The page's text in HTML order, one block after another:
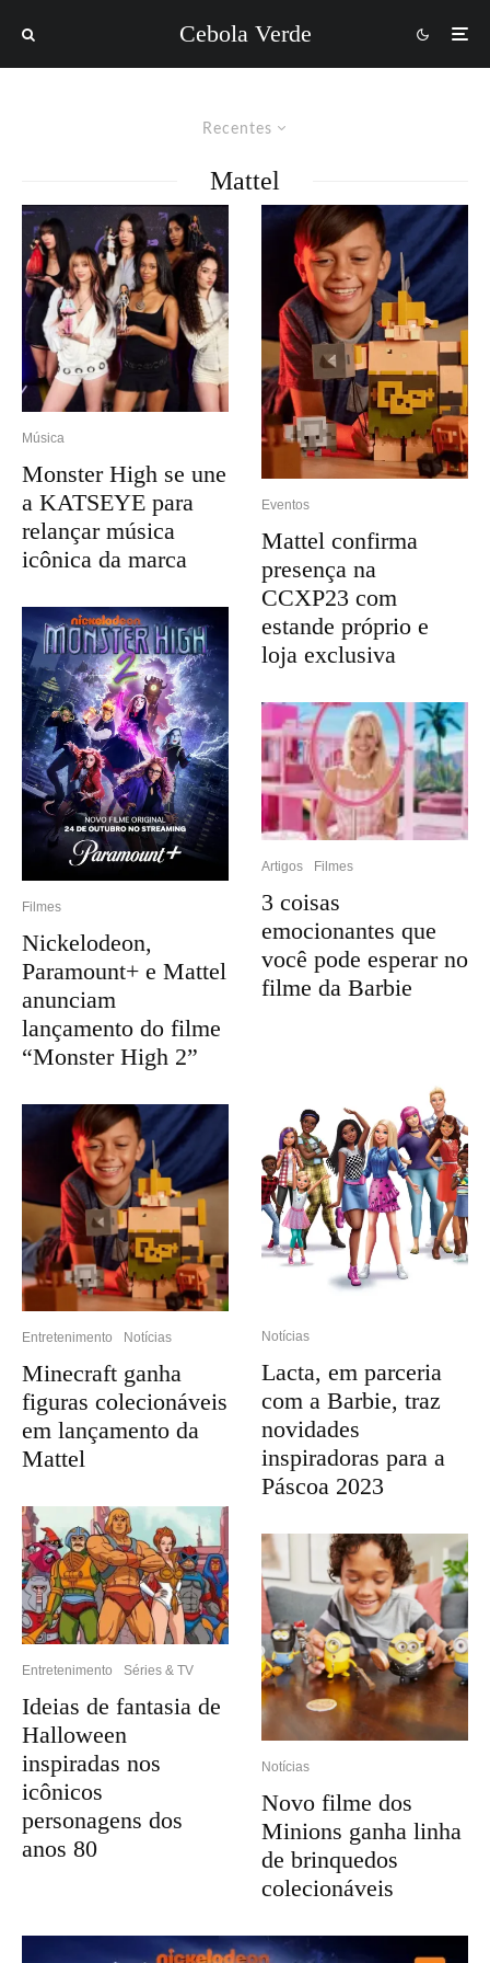
Cebola Verde
Recentes
Mattel
Música
Monster High se une
a KATSEYE para
relançar música
icônica da marca
Filmes
Nickelodeon,
Paramount+ e Mattel
anunciam
lançamento do filme
“Monster High 2”
Entretenimento Notícias
Minecraft ganha
figuras colecionáveis
em lançamento da
Mattel
Entretenimento Séries & TV
Ideias de fantasia de
Halloween
inspiradas nos
icônicos
personagens dos
anos 80
Eventos
Mattel confirma
presença na
CCXP23 com
estande próprio e
loja exclusiva
Artigos Filmes
3 coisas
emocionantes que
você pode esperar no
filme da Barbie
Notícias
Lacta, em parceria
com a Barbie, traz
novidades
inspiradoras para a
Páscoa 2023
Notícias
Novo filme dos
Minions ganha linha
de brinquedos
colecionáveis